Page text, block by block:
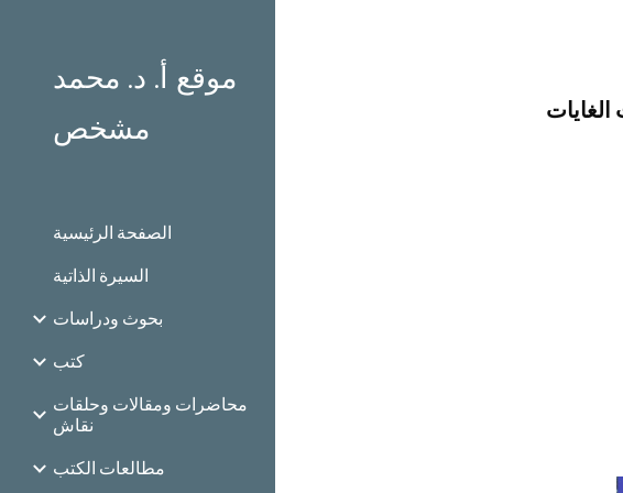
موقع أ. د. محمد
مشخص
الصفحة الرئيسية
السيرة الذاتية
بحوث ودراسات
كتب
محاضرات ومقالات وحلقات
نقاش
مطالعات الكتب